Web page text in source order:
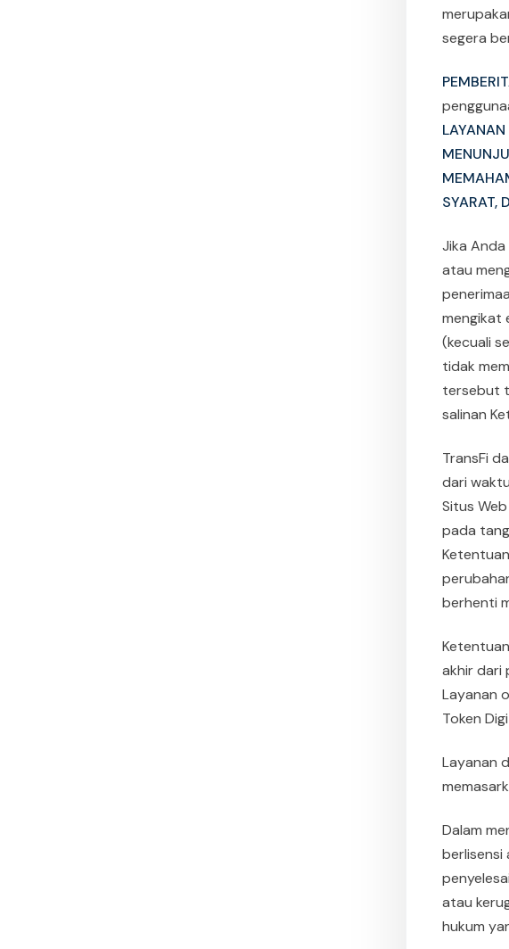
segera
SYARAT,
Jika
atau
mengikat
(kecuali
tidak
tersebut
salinan
TransFi
dari
Situs
pada
berhenti
akhir dari
Layanan
Token
Layanan
Dalam
berlisensi
atau
hukum